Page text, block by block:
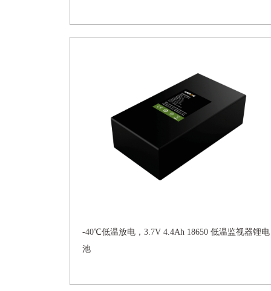
-40℃低温放电，3.7V 4.4Ah 18650 低温监视器锂电
池